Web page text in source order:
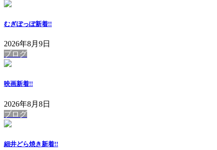
ジ
送
り
むぎぽっぽ新着!!
2026年8月9日
ブログ
映画新着!!
2026年8月8日
ブログ
細井どら焼き新着!!